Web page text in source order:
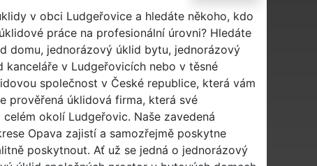
v obci Ludgeřovice a hledáte někoho, kdo
práce na profesionální úrovni? Hledáte
domu, jednorázový úklid bytu, jednorázový
v Ludgeřovicích nebo v těsné
společnost v České republice, která vám
prověřená úklidová firma, která své
okolí Ludgeřovic. Naše zavedená
Opava zajistí a samozřejmě poskytne
poskytnout. Ať už se jedná o jednorázový